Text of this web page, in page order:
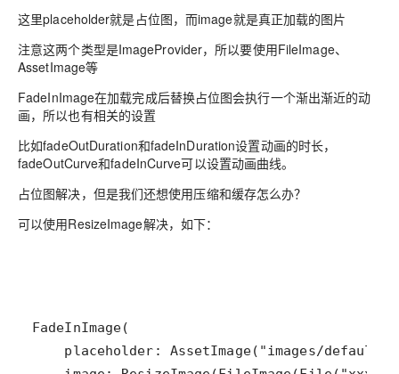
这里placeholder就是占位图，而image就是真正加载的图片
注意这两个类型是ImageProvider，所以要使用FileImage、
AssetImage等
FadeInImage在加载完成后替换占位图会执行一个渐出渐近的动
画，所以也有相关的设置
比如fadeOutDuration和fadeInDuration设置动画的时长，
fadeOutCurve和fadeInCurve可以设置动画曲线。
占位图解决，但是我们还想使用压缩和缓存怎么办？
可以使用ResizeImage解决，如下：